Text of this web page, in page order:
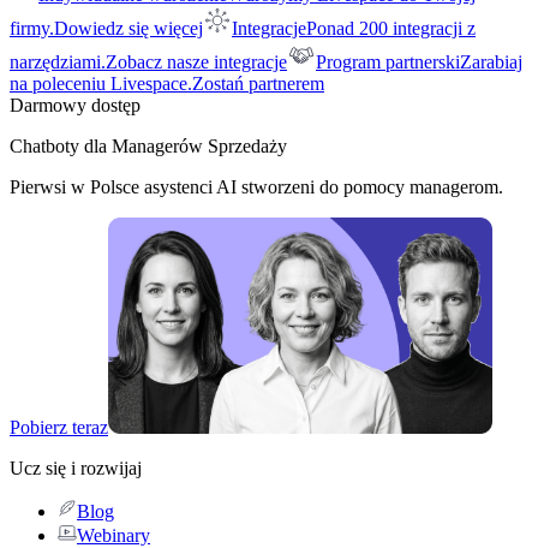
firmy.Dowiedz się więcej IntegracjePonad 200 integracji z
narzędziami.Zobacz nasze integracje Program partnerskiZarabiaj
na poleceniu Livespace.Zostań partnerem
Darmowy dostęp
Chatboty dla Managerów Sprzedaży
Pierwsi w Polsce asystenci AI stworzeni do pomocy managerom.
Pobierz teraz
Ucz się i rozwijaj
Blog
Webinary